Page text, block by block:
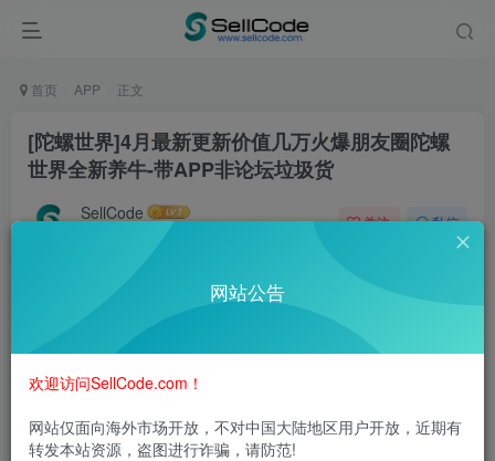
首页 APP 正文
[陀螺世界]4月最新更新价值几万火爆朋友圈陀螺
世界全新养牛-带APP非论坛垃圾货
SellCode
8月7日 12:28发布
关注 私信
伴随着智能手机的普及，越来越多的互联网企业、电商平台
将APP作为销售的主战场之一。越多的人通过智能手机来了
通过APP盈利也是各大电商平台和企业的发展方向。
网站公告
欢迎访问SellCode.com！
网站仅面向海外市场开放，不对中国大陆地区用户开放，近期有
转发本站资源，盗图进行诈骗，请防范!